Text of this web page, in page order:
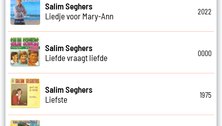
Salim Seghers
Liedje voor Mary-Ann
2022
Salim Seghers
Liefde vraagt liefde
0000
Salim Seghers
Liefste
1975